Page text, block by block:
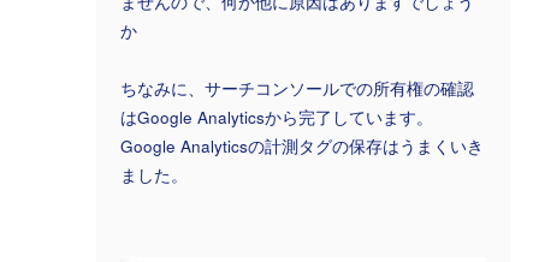
か
ちなみに、サーチコンソールでの所有権の確認
はGoogle Analyticsから完了しています。
Google Analyticsの計測タグの保存はうまくいき
ました。